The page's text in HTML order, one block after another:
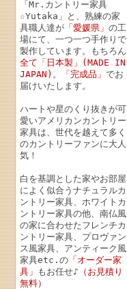
「Mr.カントリー家具
☆Yutaka」と、熟練の家
具職人達が「愛媛県」 の工
場にて、一つ一つ手作りで
製作しています。もちろん
全て「日本製」(MADE IN
JAPAN) 。 「完成品」 でお
届けいたします。
ハートや星のくり抜きが可
愛いアメリカンカントリー
家具は、世代を越えて多く
のカントリーファンに大人
気！
白を基調とした家やお部屋
によく似合うナチュラルカ
ントリー家具、ホワイトカ
ントリー家具の他、南仏風
の家に合わせたフレンチカ
ントリー家具、プロヴァン
ス風家具、アンティーク風
家具etc.の「オーダー家
具」 もお任せ♪ （お見積り
無料）